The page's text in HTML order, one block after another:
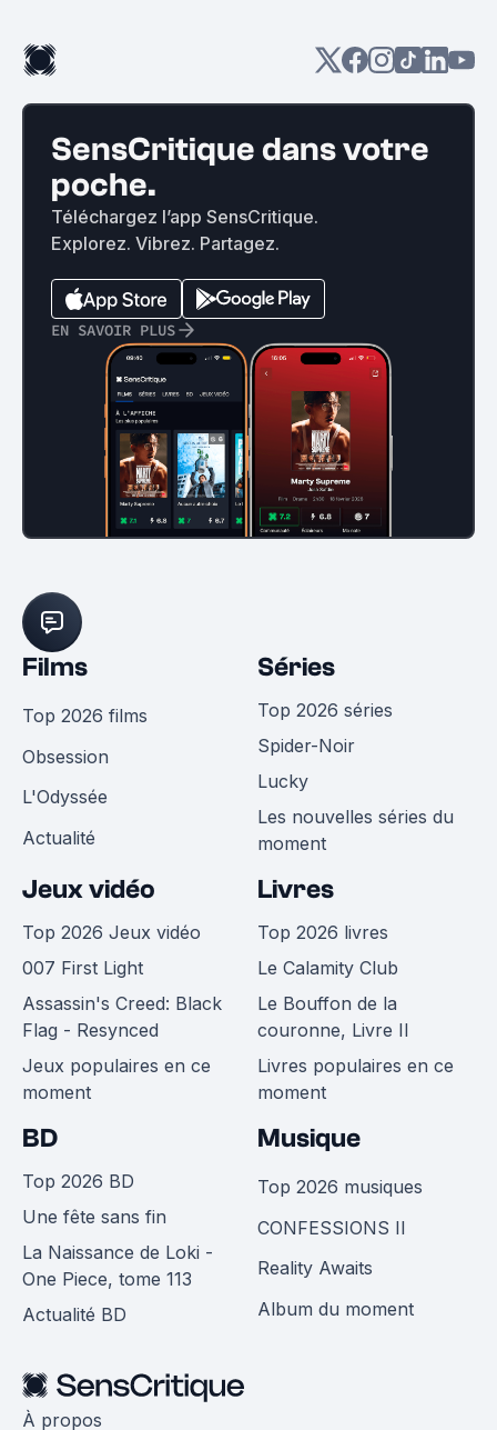
SensCritique dans votre
poche.
Téléchargez l’app SensCritique.
Explorez. Vibrez. Partagez.
EN SAVOIR PLUS
Films
Top 2026 films
Obsession
L'Odyssée
Actualité
Séries
Top 2026 séries
Spider-Noir
Lucky
Les nouvelles séries du
moment
Jeux vidéo
Top 2026 Jeux vidéo
007 First Light
Assassin's Creed: Black
Flag - Resynced
Jeux populaires en ce
moment
Livres
Top 2026 livres
Le Calamity Club
Le Bouffon de la
couronne, Livre II
Livres populaires en ce
moment
BD
Top 2026 BD
Une fête sans fin
La Naissance de Loki -
One Piece, tome 113
Actualité BD
Musique
Top 2026 musiques
CONFESSIONS II
Reality Awaits
Album du moment
À propos